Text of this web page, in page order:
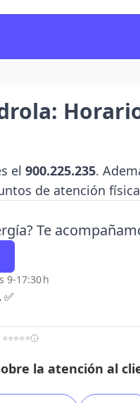
el 900.225.235.
de atención
Te
9-17:30 h
la atención al